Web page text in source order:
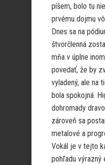
píšem, bolo tu
prvému dojmu
Dnes sa na
štvorčlenná
mňa v úplne
povedať, že by
vyladený, ale na
bola spokojná.
dohromady
zároveň sa
metalové a
Vokál je v tejto
pohľadu výrazný